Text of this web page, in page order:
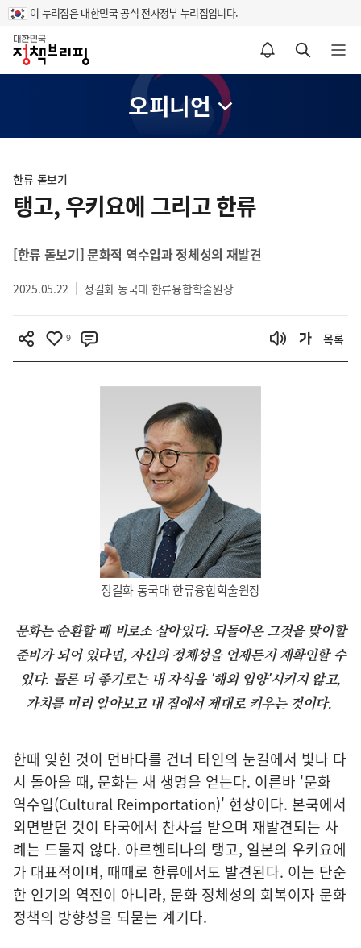
이 누리집은 대한민국 공식 전자정부 누리집입니다.
홈
알림설정 바로가기 검색 바로가기 메뉴 열기
오피니언
텐
츠
역
한류 돋보기
탱고, 우키요에 그리고 한류
[한류 돋보기] 문화적 역수입과 정체성의 재발견
2025.05.22 정길화 동국대 한류융합학술원장
9 목록
문화는 순환할 때 비로소 살아있다. 되돌아온 그것을 맞이할
준비가 되어 있다면, 자신의 정체성을 언제든지 재확인할 수
있다. 물론 더 좋기로는 내 자식을 '해외 입양'시키지 않고,
가치를 미리 알아보고 내 집에서 제대로 키우는 것이다.
정길화 동국대 한류융합학술원장
한때 잊힌 것이 먼바다를 건너 타인의 눈길에서 빛나 다
시 돌아올 때, 문화는 새 생명을 얻는다. 이른바 '문화
역수입(Cultural Reimportation)' 현상이다. 본국에서
외면받던 것이 타국에서 찬사를 받으며 재발견되는 사
례는 드물지 않다. 아르헨티나의 탱고, 일본의 우키요에
가 대표적이며, 때때로 한류에서도 발견된다. 이는 단순
한 인기의 역전이 아니라, 문화 정체성의 회복이자 문화
정책의 방향성을 되묻는 계기다.